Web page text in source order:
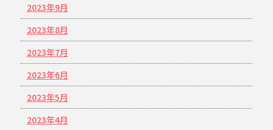
2023年9月
2023年8月
2023年7月
2023年6月
2023年5月
2023年4月